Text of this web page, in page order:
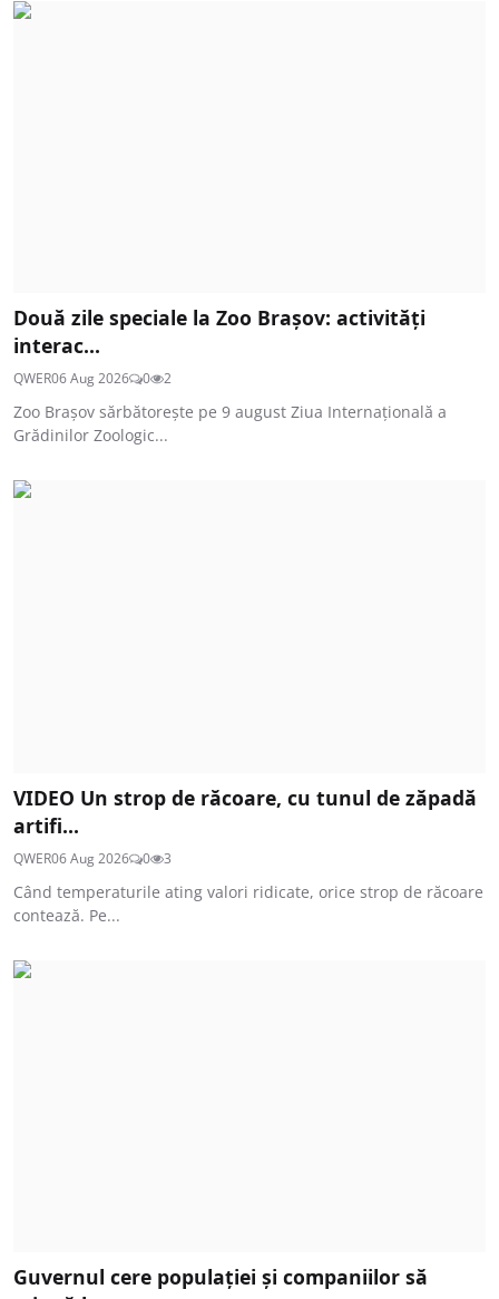
Două zile speciale la Zoo Brașov: activități
interac...
QWER06 Aug 2026 0 2
Zoo Brașov sărbătorește pe 9 august Ziua Internațională a
Grădinilor Zoologic...
VIDEO Un strop de răcoare, cu tunul de zăpadă
artifi...
QWER06 Aug 2026 0 3
Când temperaturile ating valori ridicate, orice strop de răcoare
contează. Pe...
Guvernul cere populației și companiilor să